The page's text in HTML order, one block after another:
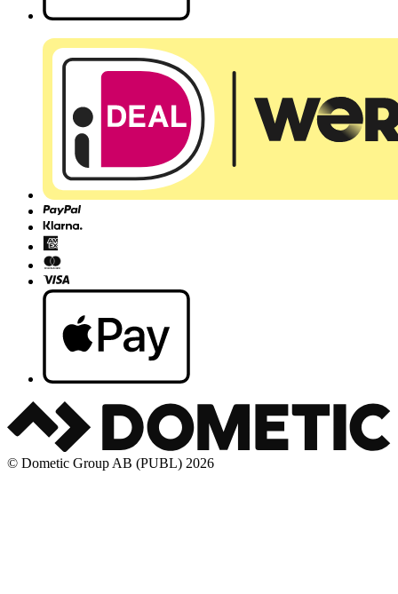
© Dometic Group AB (PUBL) 2026